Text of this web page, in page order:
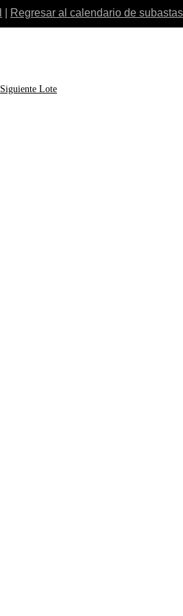
Regresar al calendario de subastas
Siguiente Lote